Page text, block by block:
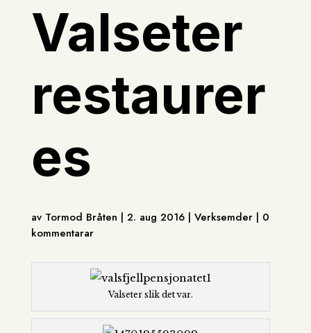
Valseter
restaurer
es
av Tormod Bråten | 2. aug 2016 | Verksemder | 0
kommentarar
Valseter slik det var.